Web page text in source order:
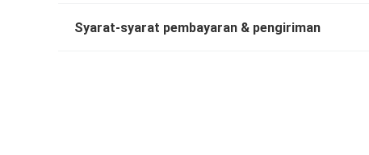
Syarat-syarat pembayaran & pengiriman